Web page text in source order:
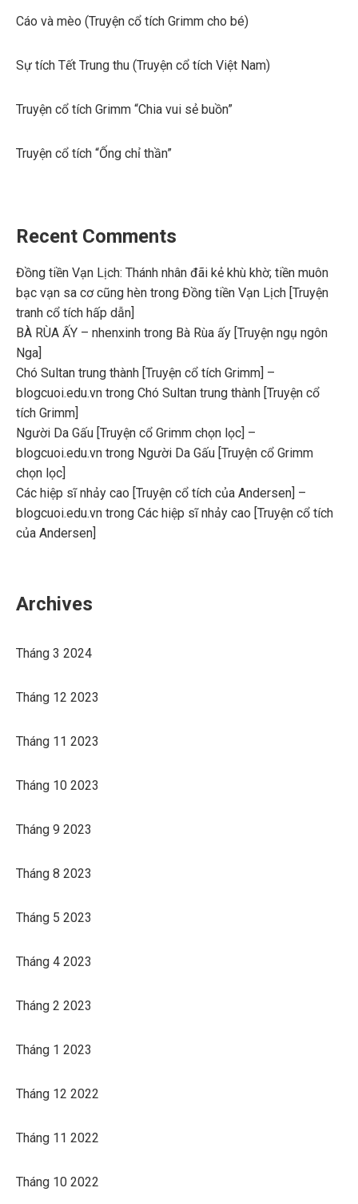
Cáo và mèo (Truyện cổ tích Grimm cho bé)
Sự tích Tết Trung thu (Truyện cổ tích Việt Nam)
Truyện cổ tích Grimm “Chia vui sẻ buồn”
Truyện cổ tích “Ống chỉ thần”
Recent Comments
Đồng tiền Vạn Lịch: Thánh nhân đãi kẻ khù khờ; tiền muôn
bạc vạn sa cơ cũng hèn trong Đồng tiền Vạn Lịch [Truyện
tranh cổ tích hấp dẫn]
BÀ RÙA ẤY – nhenxinh trong Bà Rùa ấy [Truyện ngụ ngôn
Nga]
Chó Sultan trung thành [Truyện cổ tích Grimm] –
blogcuoi.edu.vn trong Chó Sultan trung thành [Truyện cổ
tích Grimm]
Người Da Gấu [Truyện cổ Grimm chọn lọc] –
blogcuoi.edu.vn trong Người Da Gấu [Truyện cổ Grimm
chọn lọc]
Các hiệp sĩ nhảy cao [Truyện cổ tích của Andersen] –
blogcuoi.edu.vn trong Các hiệp sĩ nhảy cao [Truyện cổ tích
của Andersen]
Archives
Tháng 3 2024
Tháng 12 2023
Tháng 11 2023
Tháng 10 2023
Tháng 9 2023
Tháng 8 2023
Tháng 5 2023
Tháng 4 2023
Tháng 2 2023
Tháng 1 2023
Tháng 12 2022
Tháng 11 2022
Tháng 10 2022